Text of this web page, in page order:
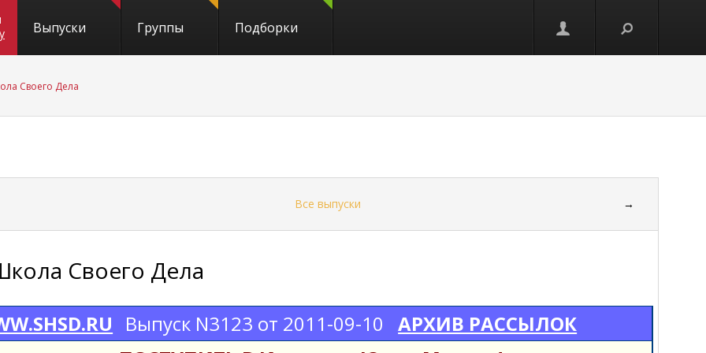
Выпуски Группы Подборки
Своего Дела
Все выпуски →
Своего Дела
Выпуск N3123 от 2011-09-10
АРХИВ РАССЫЛОК